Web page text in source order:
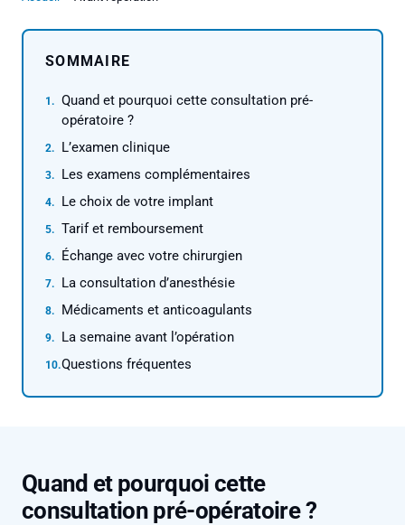
SOMMAIRE
Quand et pourquoi cette consultation pré-
opératoire ?
L’examen clinique
Les examens complémentaires
Le choix de votre implant
Tarif et remboursement
Échange avec votre chirurgien
La consultation d’anesthésie
Médicaments et anticoagulants
La semaine avant l’opération
Questions fréquentes
Quand et pourquoi cette
consultation pré-opératoire ?